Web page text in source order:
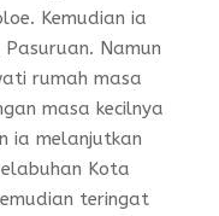
Kemudian ia
Namun
rumah masa
masa kecilnya
ia melanjutkan
Kota
teringat